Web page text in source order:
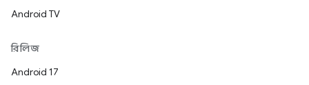
Android TV
রিলিজ
Android 17